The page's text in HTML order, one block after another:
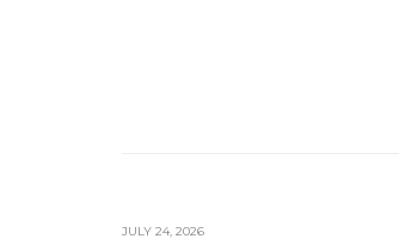
JULY 24, 2026